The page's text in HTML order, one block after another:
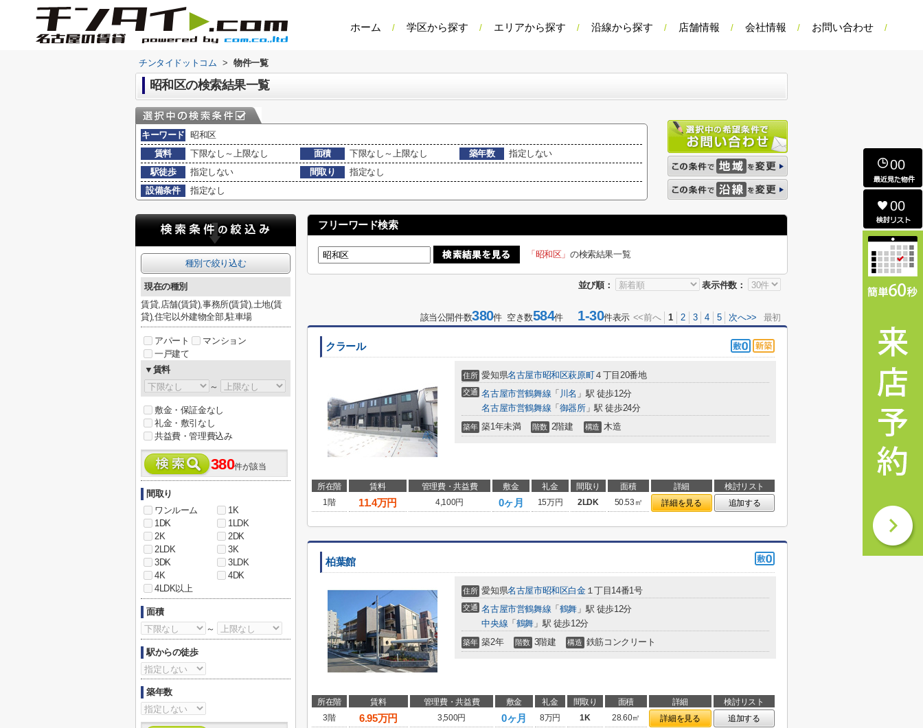
ホーム 学区から探す エリアから探す 沿線から探す 店舗情報 会社情報 お問い合わせ
チンタイドットコム > 物件一覧
昭和区の検索結果一覧
キーワード
昭和区
賃料
下限なし～上限なし 面積 下限なし～上限なし 築年数
指定しない
駅徒歩
指定しない 間取り
指定なし
設備条件
指定なし
フリーワード検索
「昭和区」の検索結果一覧
並び順： 表示件数：
該当公開件数380件 空き数584件1-30件表示 <<前へ 1 2 3 4 5 次へ>> 最初
クラール
住所 愛知県名古屋市昭和区萩原町４丁目20番地
交通 名古屋市営鶴舞線 「 川名 」駅 徒歩12分
名古屋市営鶴舞線 「 御器所」駅 徒歩24分
築年 築1年未満 階数 2階建 構造 木造
所在階 賃料 管理費・共益費 敷金 礼金 間取り 面積 詳細
検討リスト
1階
11.4万円 4,100円 0ヶ月 15万円 2LDK 50.53㎡ 詳細を見る 追加する
柏葉館
住所 愛知県名古屋市昭和区白金１丁目14番1号
交通 名古屋市営鶴舞線 「 鶴舞 」駅 徒歩12分
中央線 「 鶴舞 」駅 徒歩12分
築年 築2年 階数 3階建 構造 鉄筋コンクリート
所在階 賃料 管理費・共益費 敷金 礼金 間取り 面積 詳細
検討リスト
3階
6.95万円 3,500円 0ヶ月 8万円 1K 28.60㎡ 詳細を見る 追加する
種別で絞り込む
現在の種別
賃貸,店舗(賃貸),事務所(賃貸),土地(賃
貸),住宅以外建物全部,駐車場
アパート
マンション
一戸建て
▼賃料
～
敷金・保証金なし
礼金・敷引なし
共益費・管理費込み
380件が該当
間取り
ワンルーム
1K
1DK
1LDK
2K
2DK
2LDK
3K
3DK
3LDK
4K
4DK
4LDK以上
面積
～
駅からの徒歩
築年数
00
00